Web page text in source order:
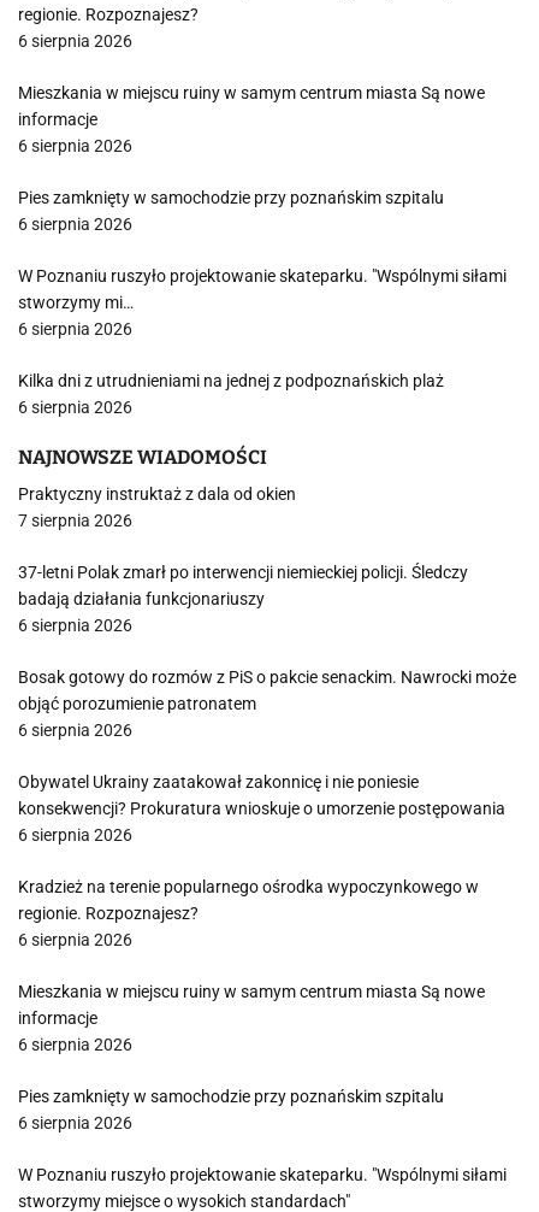
regionie. Rozpoznajesz?
6 sierpnia 2026
Mieszkania w miejscu ruiny w samym centrum miasta Są nowe
informacje
6 sierpnia 2026
Pies zamknięty w samochodzie przy poznańskim szpitalu
6 sierpnia 2026
W Poznaniu ruszyło projektowanie skateparku. "Wspólnymi siłami
stworzymy mi…
6 sierpnia 2026
Kilka dni z utrudnieniami na jednej z podpoznańskich plaż
6 sierpnia 2026
NAJNOWSZE WIADOMOŚCI
Praktyczny instruktaż z dala od okien
7 sierpnia 2026
37-letni Polak zmarł po interwencji niemieckiej policji. Śledczy
badają działania funkcjonariuszy
6 sierpnia 2026
Bosak gotowy do rozmów z PiS o pakcie senackim. Nawrocki może
objąć porozumienie patronatem
6 sierpnia 2026
Obywatel Ukrainy zaatakował zakonnicę i nie poniesie
konsekwencji? Prokuratura wnioskuje o umorzenie postępowania
6 sierpnia 2026
Kradzież na terenie popularnego ośrodka wypoczynkowego w
regionie. Rozpoznajesz?
6 sierpnia 2026
Mieszkania w miejscu ruiny w samym centrum miasta Są nowe
informacje
6 sierpnia 2026
Pies zamknięty w samochodzie przy poznańskim szpitalu
6 sierpnia 2026
W Poznaniu ruszyło projektowanie skateparku. "Wspólnymi siłami
stworzymy miejsce o wysokich standardach"